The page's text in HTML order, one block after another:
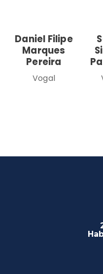
Daniel Filipe
Marques
Pereira
Vogal